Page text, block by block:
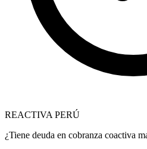
REACTIVA PERÚ
¿Tiene deuda en cobranza coactiva